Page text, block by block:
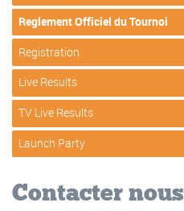
Reglement Officiel du Tournoi
Registration
Live Results
TV Live Results
Launch Party
Contacter nous